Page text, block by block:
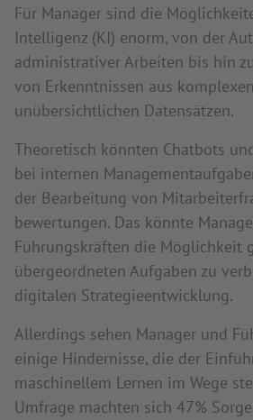
Für Manager sind die
Intelligenz (KI) enorm, von der
administrativer Arbeiten bis hin
von Erkenntnissen aus
unübersichtlichen Datensätzen.
Theoretisch könnten Chatbots
bei internen
der Bearbeitung von
bewertungen. Das könnte
Führungskräften die Möglichkeit
übergeordneten Aufgaben zu
digitalen Strategieentwicklung.
Allerdings sehen Manager und
einige Hindernisse, die der
maschinellem Lernen im Wege
Umfrage machten sich 47%